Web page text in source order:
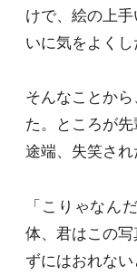
けで、絵の上
いに気をよくし
そんなことか
た。ところが
途端、失笑され
「こりゃなん
体、君はこの
ずにはおれな